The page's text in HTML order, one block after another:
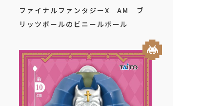
ファイナルファンタジーX AM ブ
リッツボールのビニールボール